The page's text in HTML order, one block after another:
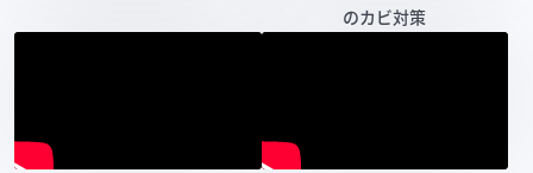
のカビ対策